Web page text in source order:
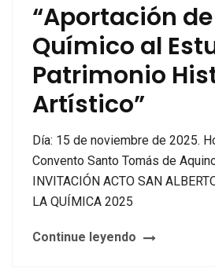
“Aportación
Químico al
Patrimonio
Artístico”
Día: 15 de noviembre de 2025.
Convento Santo Tomás de
INVITACIÓN ACTO SAN
LA QUÍMICA 2025
Continue leyendo